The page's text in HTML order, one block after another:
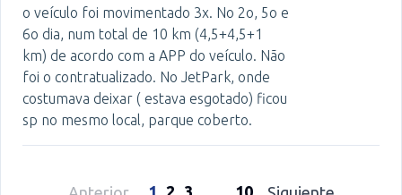
o veículo foi movimentado 3x. No 2o, 5o e
6o dia, num total de 10 km (4,5+4,5+1
km) de acordo com a APP do veículo. Não
foi o contratualizado. No JetPark, onde
costumava deixar ( estava esgotado) ficou
sp no mesmo local, parque coberto.
1 2 3 10